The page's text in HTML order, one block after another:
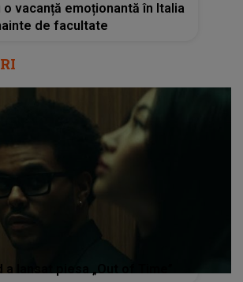
vacanță emoționantă în Italia
de facultate
lansat piesa „Out of Time”